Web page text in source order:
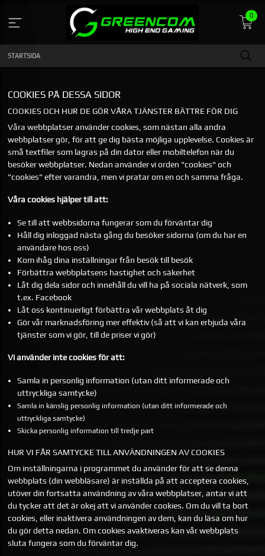
innehåll
0
STARTSIDA
COOKIES PÅ DESSA SIDOR
COOKIES OCH HUR DE GÖR VÅRA TJÄNSTER BÄTTRE FÖR DIG
Våra webbplatser använder cookies, som nästan alla andra
webbplatser gör, för att ge dig bästa möjliga upplevelse. Cookies är
små textfiler som lagras på din dator eller mobiltelefon när du
besöker webbplatser. Nedan använder vi orden "cookies" och
"cookies" efter varandra, men vi pratar om en och samma fråga.
Våra cookies hjälper till att:
Se till att webbsidorna fungerar som du förväntar dig
Håll dig inloggad nästa gång du besöker sidorna (om du har en
användare hos oss)
Kom ihåg dina inställningar från besök till besök
Förbättra webbplatsens hastighet och säkerhet
Låt dig dela sidor och innehåll du vill ha på sociala nätverk, som
t.ex. Facebook
Låt oss kontinuerligt förbättra vår webbplats åt dig
Gör vår marknadsföring mer effektiv (så att vi kan erbjuda våra
tjänster som vi gör, till de priser vi gör)
Vi använder inte cookies för att:
Samla in personlig information (utan ditt informerade och
uttryckliga samtycke)
Samla in känslig personlig information (utan ditt informerade och
uttryckliga samtycke)
Skicka personlig information till tredje part
HUR VI FÅR SAMTYCKE TILL ANVÄNDNINGEN AV COOKIES
Om inställningarna i programmet du använder för att se denna
webbplats (din webbläsare) är inställda på att acceptera cookies,
utöver din fortsatta användning av våra webbplatser, antar vi att
du tycker att det är okej att vi använder cookies. Om du vill ta bort
cookies, eller inaktivera användningen av dem, kan du läsa om hur
du gör detta nedan. Om cookies avaktiveras kan vår webbplats
sluta fungera som du förväntar dig.